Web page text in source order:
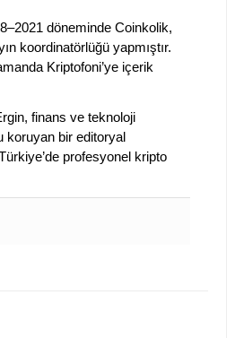
döneminde Coinkolik,
koordinatörlüğü yapmıştır.
Kriptofoni’ye içerik
finans ve teknoloji
koruyan bir editoryal
profesyonel kripto